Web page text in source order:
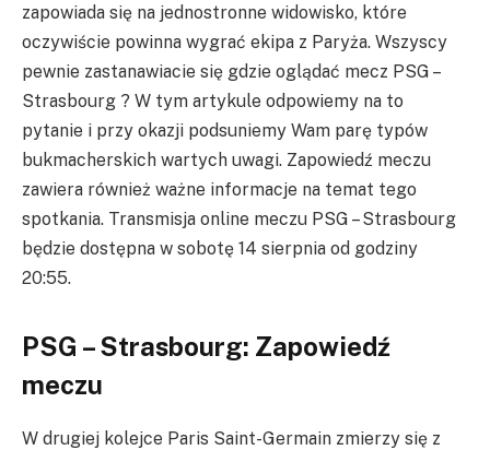
zapowiada się na jednostronne widowisko, które
oczywiście powinna wygrać ekipa z Paryża. Wszyscy
pewnie zastanawiacie się gdzie oglądać mecz PSG –
Strasbourg ? W tym artykule odpowiemy na to
pytanie i przy okazji podsuniemy Wam parę typów
bukmacherskich wartych uwagi. Zapowiedź meczu
zawiera również ważne informacje na temat tego
spotkania. Transmisja online meczu PSG – Strasbourg
będzie dostępna w sobotę 14 sierpnia od godziny
20:55.
PSG – Strasbourg: Zapowiedź
meczu
W drugiej kolejce Paris Saint-Germain zmierzy się z